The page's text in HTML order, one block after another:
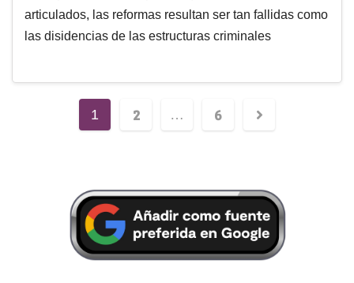
articulados, las reformas resultan ser tan fallidas como
las disidencias de las estructuras criminales
1 2 … 6